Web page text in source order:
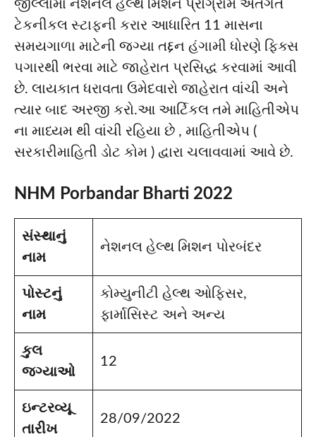
જીલ્લામાં નેશનલ હેલ્થ મિશન પ્રોગ્રામ અંતર્ગત
ટેકનીકલ સ્ટાફની કરાર આધારિત 11 માસના
સમયગાળા માટેની જગ્યા તદ્દન હંગામી ધોરણે ફિક્સ
પગારથી ભરવા માટે જાહેરાત પ્રસિદ્ધ કરવામાં આવી
છે. લાયકાત ધરાવતા ઉમેદવારો જાહેરાત વાંચી અને
ત્યાર બાદ અરજી કરો.આ આર્ટિકલ તમે માહિતીએપ
ના માધ્યમ થી વાંચી રહિયા છે , માહિતીએપ (
સરકારીમાહિતી ડોટ કોમ ) દ્વારા ચલાવવામાં આવે છે.
NHM Porbandar Bharti 2022
સંસ્થાનું
નામ
નેશનલ હેલ્થ મિશન પોરબંદર
પોસ્ટનું
નામ
કોમ્યુનીટી હેલ્થ ઓફિસર,
ફાર્માસિસ્ટ અને અન્ય
કુલ
જગ્યાઓ
12
ઇન્ટરવ્યૂ
તારીખ
28/09/2022